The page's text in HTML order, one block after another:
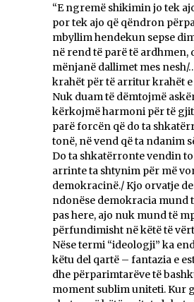
“E ngremë shikimin jo tek
por tek ajo që qëndron
mbyllim hendekun sepse
në rend të parë të ardhmen,
mënjanë dallimet mes nesh/
krahët për të arritur krahët
Nuk duam të dëmtojmë
kërkojmë harmoni për të
parë forcën që do ta
tonë, në vend që ta ndanim
Do ta shkatërronte vendin
arrinte ta shtynim për më
demokracinë./ Kjo orvatje
ndonëse demokracia mund
pas here, ajo nuk mund të
përfundimisht në këtë të
Nëse termi “ideologji” ka
këtu del qartë – fantazia e
dhe përparimtarëve të
moment sublim uniteti. Kur